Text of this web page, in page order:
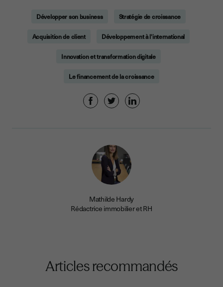
Développer son business Stratégie de croissance
Acquisition de client Développement à l'international
Innovation et transformation digitale
Le financement de la croissance
Mathilde Hardy
Rédactrice immobilier et RH
Articles recommandés